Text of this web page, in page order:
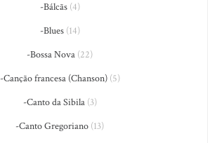
-Bálcãs(4)
-Blues(14)
-Bossa Nova (22)
-Canção francesa (Chanson)(5)
-Canto da Sibila(3)
-Canto Gregoriano (13)